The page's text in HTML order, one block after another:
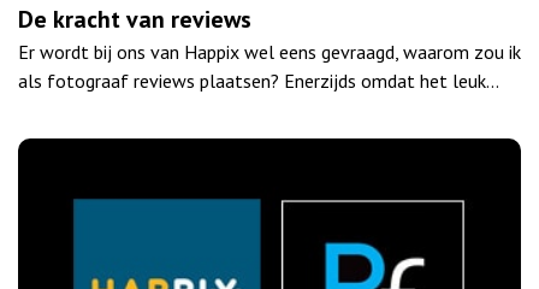
De kracht van reviews
Er wordt bij ons van Happix wel eens gevraagd, waarom zou ik
als fotograaf reviews plaatsen? Enerzijds omdat het leuk…